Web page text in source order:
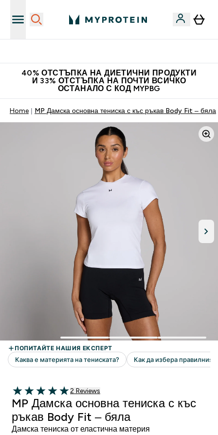
40% ОТСТЪПКА НА ДИЕТИЧНИ ПРОДУКТИ
И 33% ОТСТЪПКА НА ПОЧТИ ВСИЧКО
ОСТАНАЛО С КОД MYPBG
Home MP Дамска основна тениска с къс ръкав Body Fit – бяла
5 out of 5 stars
2 Ревюта
2 Reviews
MP Дамска основна тениска с къс
ръкав Body Fit – бяла
Дамска тениска от еластична материя